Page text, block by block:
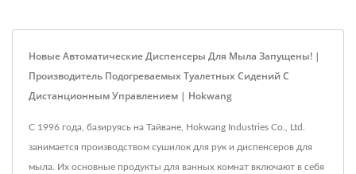
Новые Автоматические Диспенсеры Для Мыла Запущены! |
Производитель Подогреваемых Туалетных Сидений С
Дистанционным Управлением | Hokwang
С 1996 года, базируясь на Тайване, Hokwang Industries Co., Ltd.
занимается производством сушилок для рук и диспенсеров для
мыла. Их основные продукты для ванных комнат включают в себя